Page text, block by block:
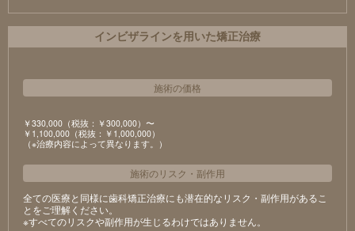
インビザラインを用いた矯正治療
施術の価格
￥330,000（税抜：￥300,000）〜
￥1,100,000（税抜：￥1,000,000）
（※治療内容によって異なります。）
施術のリスク ・ 副作用
全ての医療と同様に歯科矯正治療にも潜在的なリスク・副作用があるこ
とをご理解ください。
※すべてのリスクや副作用が生じるわけではありません。